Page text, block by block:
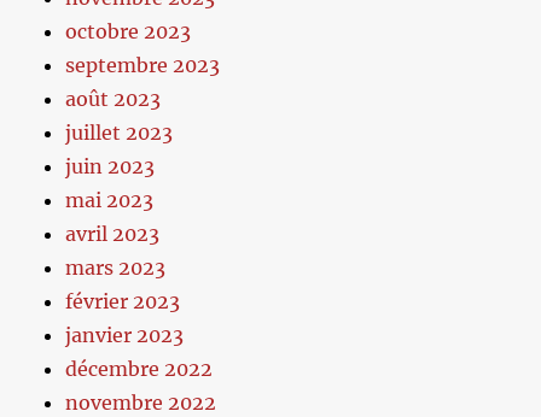
octobre 2023
septembre 2023
août 2023
juillet 2023
juin 2023
mai 2023
avril 2023
mars 2023
février 2023
janvier 2023
décembre 2022
novembre 2022